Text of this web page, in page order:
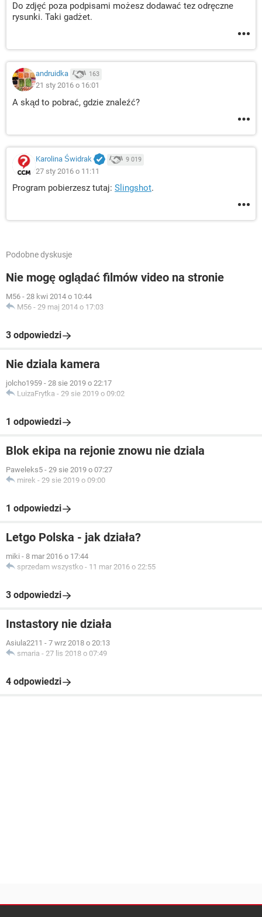
Do zdjęć poza podpisami możesz dodawać tez odręczne
rysunki. Taki gadżet.
andruidka 163
21 sty 2016 o 16:01
A skąd to pobrać, gdzie znaleźć?
Karolina Świdrak 9 019
27 sty 2016 o 11:11
Program pobierzesz tutaj: Slingshot.
Podobne dyskusje
Nie mogę oglądać filmów video na stronie
M56 - 28 kwi 2014 o 10:44
M56 - 29 maj 2014 o 17:03
3 odpowiedzi
Nie dziala kamera
jolcho1959 - 28 sie 2019 o 22:17
LuizaFrytka - 29 sie 2019 o 09:02
1 odpowiedzi
Blok ekipa na rejonie znowu nie dziala
Paweleks5 - 29 sie 2019 o 07:27
mirek - 29 sie 2019 o 09:00
1 odpowiedzi
Letgo Polska - jak działa?
miki - 8 mar 2016 o 17:44
sprzedam wszystko - 11 mar 2016 o 22:55
3 odpowiedzi
Instastory nie działa
Asiula2211 - 7 wrz 2018 o 20:13
smaria - 27 lis 2018 o 07:49
4 odpowiedzi